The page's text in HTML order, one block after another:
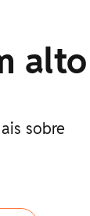
alto
sobre